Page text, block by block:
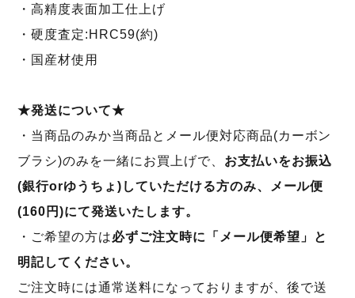
・高精度表面加工仕上げ
・硬度査定:HRC59(約)
・国産材使用
★発送について★
・当商品のみか当商品とメール便対応商品(カーボン
ブラシ)のみを一緒にお買上げで、 お支払いをお振込
(銀行orゆうちょ)していただける方のみ、メール便
(160円)にて発送いたします。
・ご希望の方は必ずご注文時に「メール便希望」と
明記してください。
ご注文時には通常送料になっておりますが、後で送